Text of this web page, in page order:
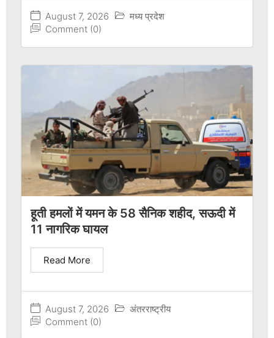
August 7, 2026
मध्य प्रदेश
Comment (0)
हूती हमलों में यमन के 58 सैनिक शहीद, सऊदी में
11 नागरिक घायल
August 7, 2026
अंतरराष्ट्रीय
Comment (0)
Read More